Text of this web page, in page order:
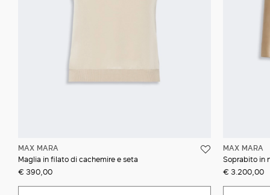
MAX MARA
Maglia in filato di cachemire e seta
€ 390,00
MAX MARA
Soprabito in
€ 3.200,00